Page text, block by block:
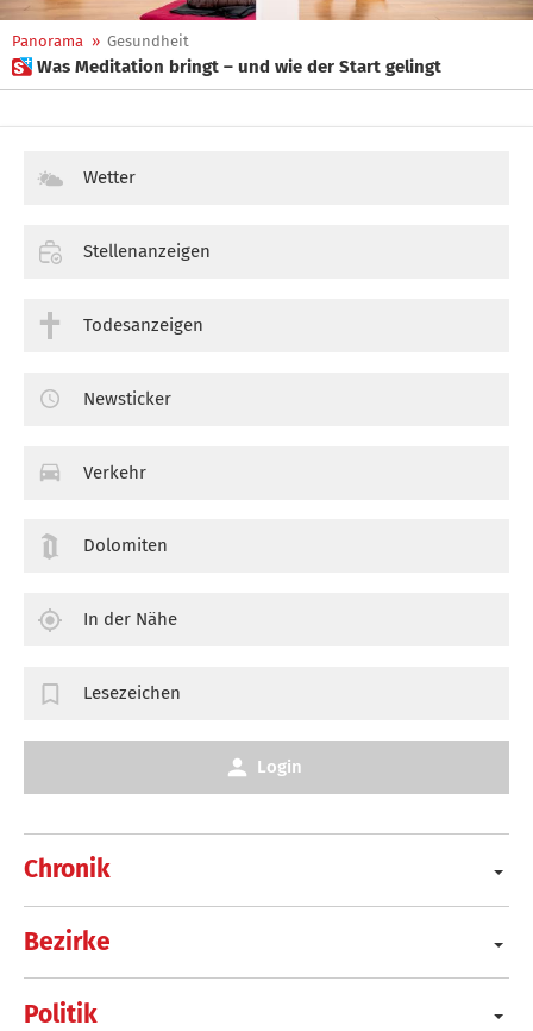
Panorama » Gesundheit
 Was Meditation bringt – und wie der Start gelingt
Chronik
Bezirke
Politik
Wetter
Stellenanzeigen
Todesanzeigen
Newsticker
Verkehr
Dolomiten
In der Nähe
Lesezeichen
Login